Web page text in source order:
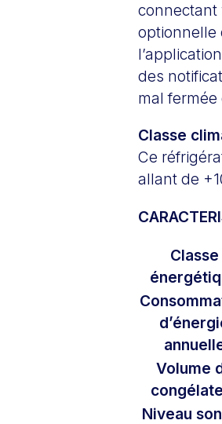
connectant
optionnelle
des
mal
Classe
Ce
allant de
Classe
Volume
Niveau